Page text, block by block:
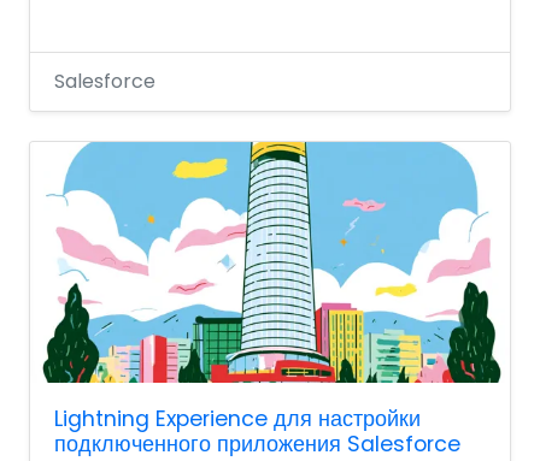
Salesforce
Lightning Experience для настройки
подключенного приложения Salesforce